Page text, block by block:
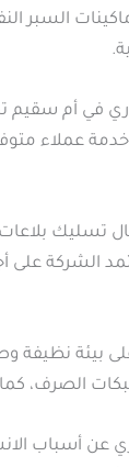
السبر
في أم سقيم
عملاء
تسليك
الشركة
بيئة نظيفة
الصرف، كما
أسباب